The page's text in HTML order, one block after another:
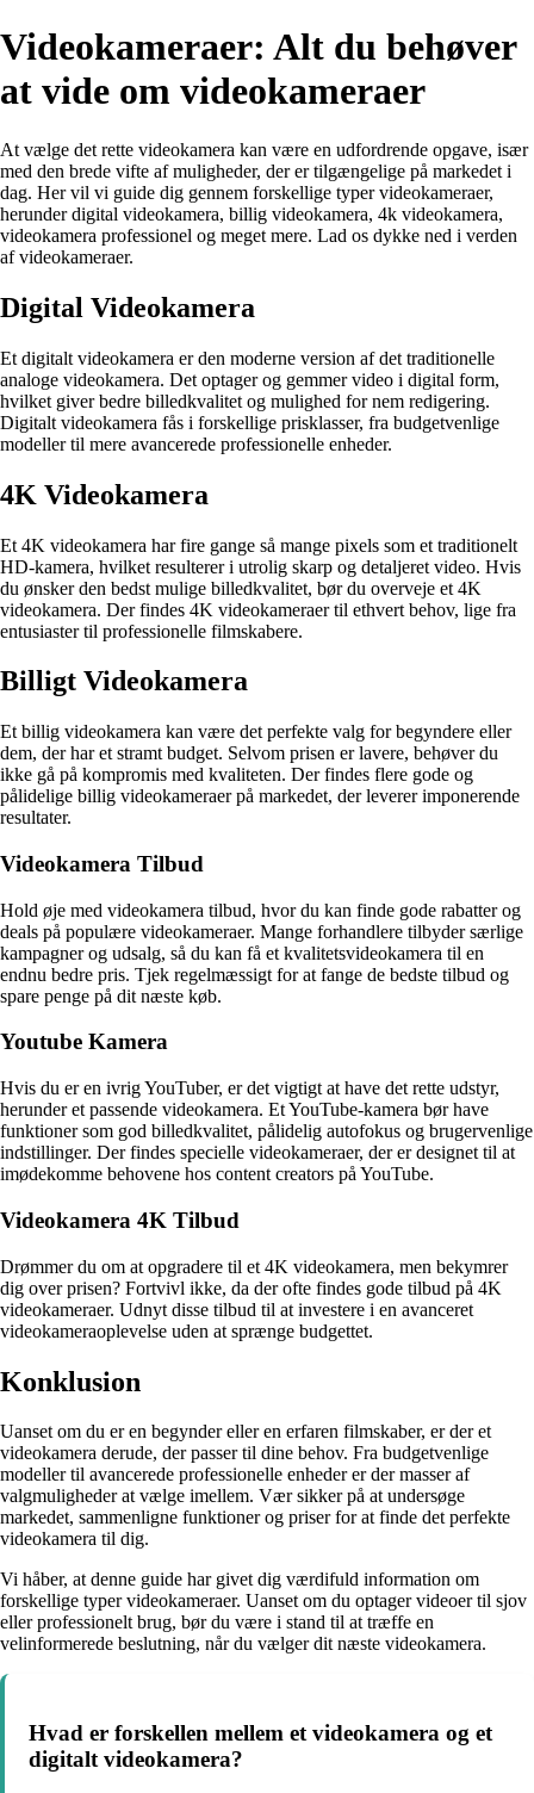
Videokameraer: Alt du behøver
at vide om videokameraer
At vælge det rette videokamera kan være en udfordrende opgave, især
med den brede vifte af muligheder, der er tilgængelige på markedet i
dag. Her vil vi guide dig gennem forskellige typer videokameraer,
herunder digital videokamera, billig videokamera, 4k videokamera,
videokamera professionel og meget mere. Lad os dykke ned i verden
af videokameraer.
Digital Videokamera
Et digitalt videokamera er den moderne version af det traditionelle
analoge videokamera. Det optager og gemmer video i digital form,
hvilket giver bedre billedkvalitet og mulighed for nem redigering.
Digitalt videokamera fås i forskellige prisklasser, fra budgetvenlige
modeller til mere avancerede professionelle enheder.
4K Videokamera
Et 4K videokamera har fire gange så mange pixels som et traditionelt
HD-kamera, hvilket resulterer i utrolig skarp og detaljeret video. Hvis
du ønsker den bedst mulige billedkvalitet, bør du overveje et 4K
videokamera. Der findes 4K videokameraer til ethvert behov, lige fra
entusiaster til professionelle filmskabere.
Billigt Videokamera
Et billig videokamera kan være det perfekte valg for begyndere eller
dem, der har et stramt budget. Selvom prisen er lavere, behøver du
ikke gå på kompromis med kvaliteten. Der findes flere gode og
pålidelige billig videokameraer på markedet, der leverer imponerende
resultater.
Videokamera Tilbud
Hold øje med videokamera tilbud, hvor du kan finde gode rabatter og
deals på populære videokameraer. Mange forhandlere tilbyder særlige
kampagner og udsalg, så du kan få et kvalitetsvideokamera til en
endnu bedre pris. Tjek regelmæssigt for at fange de bedste tilbud og
spare penge på dit næste køb.
Youtube Kamera
Hvis du er en ivrig YouTuber, er det vigtigt at have det rette udstyr,
herunder et passende videokamera. Et YouTube-kamera bør have
funktioner som god billedkvalitet, pålidelig autofokus og brugervenlige
indstillinger. Der findes specielle videokameraer, der er designet til at
imødekomme behovene hos content creators på YouTube.
Videokamera 4K Tilbud
Drømmer du om at opgradere til et 4K videokamera, men bekymrer
dig over prisen? Fortvivl ikke, da der ofte findes gode tilbud på 4K
videokameraer. Udnyt disse tilbud til at investere i en avanceret
videokameraoplevelse uden at sprænge budgettet.
Konklusion
Uanset om du er en begynder eller en erfaren filmskaber, er der et
videokamera derude, der passer til dine behov. Fra budgetvenlige
modeller til avancerede professionelle enheder er der masser af
valgmuligheder at vælge imellem. Vær sikker på at undersøge
markedet, sammenligne funktioner og priser for at finde det perfekte
videokamera til dig.
Vi håber, at denne guide har givet dig værdifuld information om
forskellige typer videokameraer. Uanset om du optager videoer til sjov
eller professionelt brug, bør du være i stand til at træffe en
velinformerede beslutning, når du vælger dit næste videokamera.
Hvad er forskellen mellem et videokamera og et
digitalt videokamera?